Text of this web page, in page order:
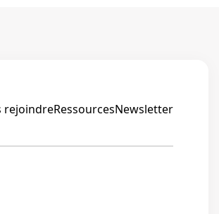
rejoindreRessourcesNewsletter